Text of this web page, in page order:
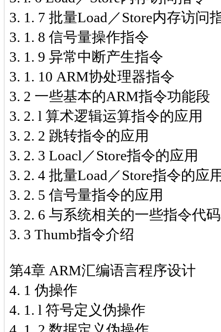
3. 1. 7 批量Load／Store内存访问
3. 1. 8 信号量操作指令
3. 1. 9 异常中断产生指令
3. 1. 10 ARM协处理器指令
3. 2 一些基本的ARM指令功能段
3. 2. l 算术逻辑运算指令的应用
3. 2. 2 跳转指令的应用
3. 2. 3 Loacl／Store指令的应用
3. 2. 4 批量Load／Store指令的应
3. 2. 5 信号量指令的应用
3. 2. 6 与系统相关的一些指令代
3. 3 Thumb指令介绍
第4章 ARM汇编语言程序设计
4. 1 伪操作
4. 1. l 符号定义伪操作